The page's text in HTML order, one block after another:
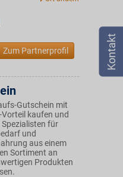
Zum Partnerprofil
Gutschein mit
Vorteil kaufen und
Spezialisten für
und
aus einem
Sortiment an
Produkten